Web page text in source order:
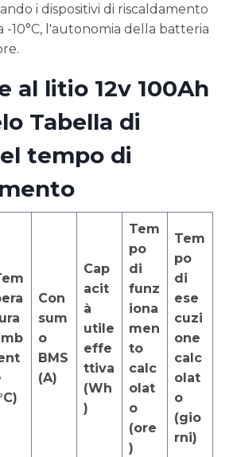
i dispositivi di riscaldamento
-10°C, l'autonomia della batteria
al litio 12v 100Ah
Tabella di
tempo di
Con
sum
o
BMS
(A)
Cap
acit
à
utile
effe
ttiva
(Wh
)
Tem
po
di
funz
iona
men
to
calc
olat
o
(ore
)
Tem
po
di
ese
cuzi
one
calc
olat
o
(gio
rni)